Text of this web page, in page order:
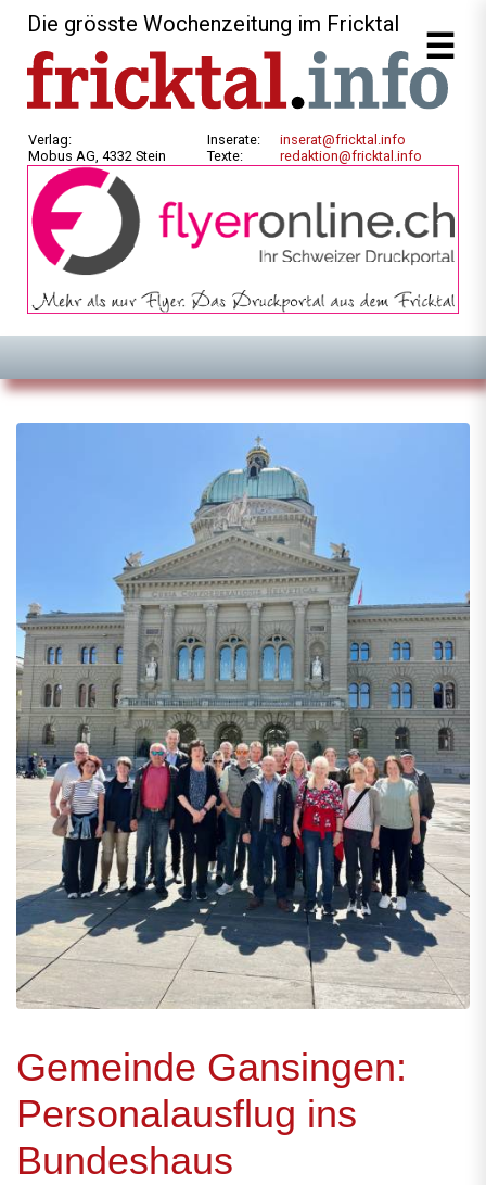
Die grösste Wochenzeitung im Fricktal
Verlag:
Mobus AG, 4332 Stein
Inserate:
Texte:
inserat@fricktal.info
redaktion@fricktal.info
Gemeinde Gansingen:
Personalausflug ins
Bundeshaus